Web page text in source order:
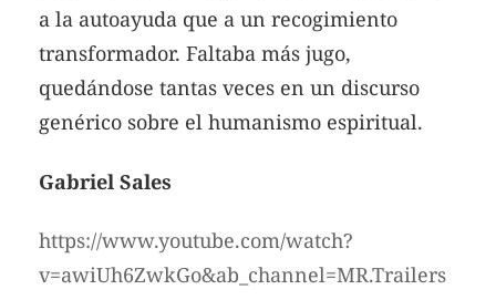
a la autoayuda que a un recogimiento
transformador. Faltaba más jugo,
quedándose tantas veces en un discurso
genérico sobre el humanismo espiritual.
Gabriel Sales
https://www.youtube.com/watch?
v=awiUh6ZwkGo&ab_channel=MR.Trailers